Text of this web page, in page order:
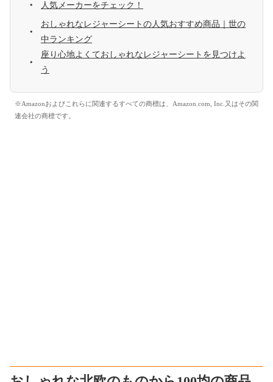
人気メーカーをチェック！
おしゃれなレジャーシートの人気おすすめ商品｜世の
中ランキング
座り心地よくておしゃれなレジャーシートを見つけよ
う
※Amazonおよびこれらに関連するすべての商標は、Amazon.com, Inc.又はその関
連会社の商標です。